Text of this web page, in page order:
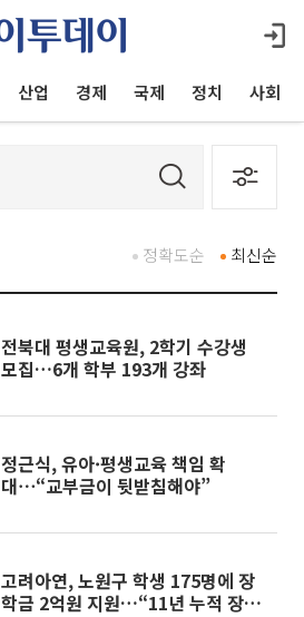
산업 경제 국제 정치 사회
최신순
정확도순
전북대 평생교육원, 2학기 수강생
모집…6개 학부 193개 강좌
정근식, 유아·평생교육 책임 확
대⋯“교부금이 뒷받침해야”
고려아연, 노원구 학생 175명에 장
학금 2억원 지원…“11년 누적 장학